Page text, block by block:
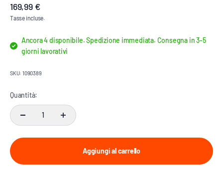
Prezzo scontato
169,99 €
Tasse incluse.
Ancora 4 disponibile. Spedizione immediata. Consegna in 3-5
giorni lavorativi
SKU: 1090389
Quantità:
Aggiungi al carrello